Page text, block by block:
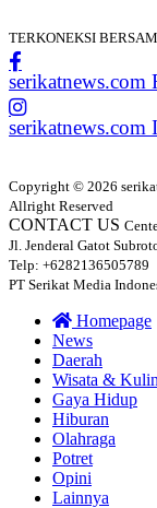
TERKONEKSI
serikatnews.com
serikatnews.com
Copyright © 2026
Allright Reserved
CONTACT US
Jl. Jenderal Gatot
Telp: +6282136505789
PT Serikat Media
Homepage
News
Daerah
Wisata &
Gaya Hidup
Hiburan
Olahraga
Potret
Opini
Lainnya